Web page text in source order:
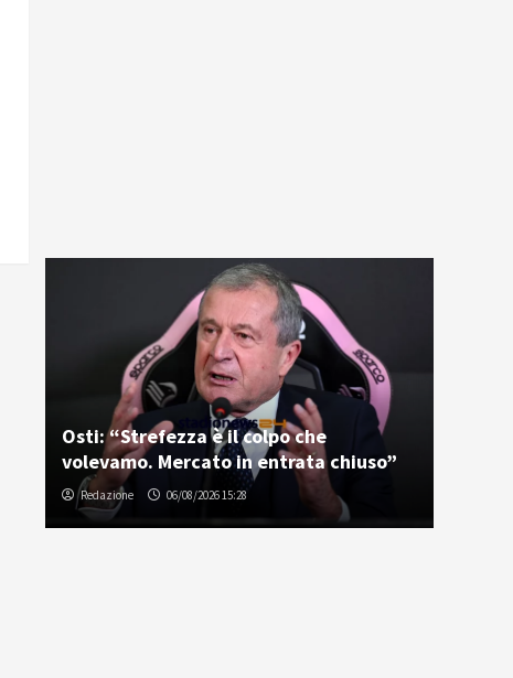
Osti: “Strefezza è il colpo che
volevamo. Mercato in entrata chiuso”
Redazione 06/08/2026 15:28